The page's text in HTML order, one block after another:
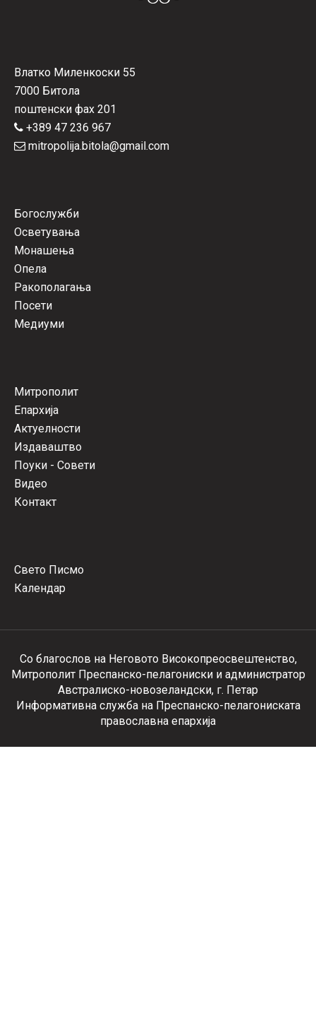
Влатко Миленкоски 55
7000 Битола
поштенски фах 201
+389 47 236 967
mitropolija.bitola@gmail.com
Богослужби
Осветувања
Монашења
Опела
Ракополагања
Посети
Медиуми
Митрополит
Епархија
Актуелности
Издаваштво
Поуки - Совети
Видео
Контакт
Свето Писмо
Календар
Со благослов на Неговото Високопреосвештенство,
Митрополит Преспанско-пелагониски и администратор
Австралиско-новозеландски, г. Петар
Информативна служба на Преспанско-пелагониската
православна епархија